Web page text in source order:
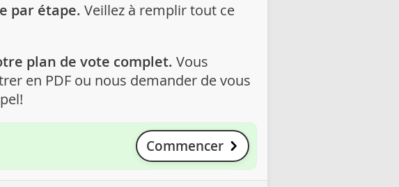
par étape. Veillez à remplir tout ce
plan de vote complet. Vous
en PDF ou nous demander de vous
Commencer